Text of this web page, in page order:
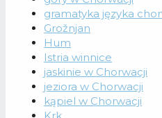
gramatyka języka
Grožnjan
Hum
Istria winnice
jaskinie w Chorwacji
jeziora w Chorwacji
kąpiel w Chorwacji